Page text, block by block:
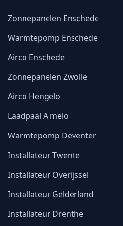
Zonnepanelen Enschede
Warmtepomp Enschede
Airco Enschede
Zonnepanelen Zwolle
Airco Hengelo
Laadpaal Almelo
Warmtepomp Deventer
Installateur Twente
Installateur Overijssel
Installateur Gelderland
Installateur Drenthe